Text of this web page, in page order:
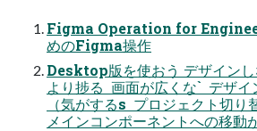
Figma Operation for
めのFigma操作
Desktop版を使おう デザイン
より捗る  画面が広くな`  デザ
（気がするs  プロジェクト切り
メインコンポーネントへの移動